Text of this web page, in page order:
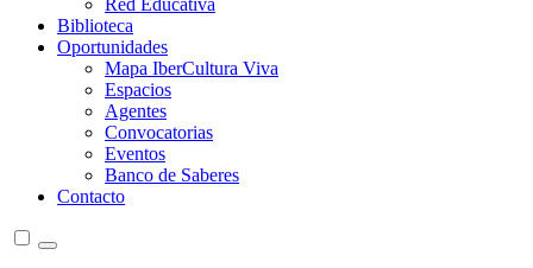
Red Educativa
Biblioteca
Oportunidades
Mapa IberCultura Viva
Espacios
Agentes
Convocatorias
Eventos
Banco de Saberes
Contacto